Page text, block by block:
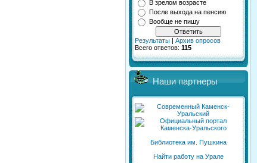
В зрелом возрасте
После выхода на пенсию
Вообще не пишу
Результаты | Архив опросов
Всего ответов: 115
Наши партнеры
Библиотека им. Пушкина
Найти работу на Урале